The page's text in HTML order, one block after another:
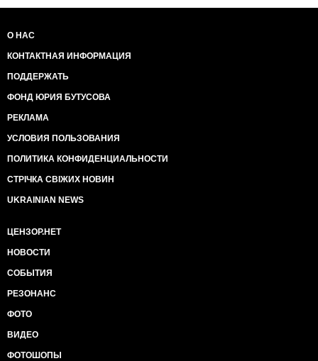
О НАС
КОНТАКТНАЯ ИНФОРМАЦИЯ
ПОДДЕРЖАТЬ
ФОНД ЮРИЯ БУТУСОВА
РЕКЛАМА
УСЛОВИЯ ПОЛЬЗОВАНИЯ
ПОЛИТИКА КОНФИДЕНЦИАЛЬНОСТИ
СТРІЧКА СВІЖИХ НОВИН
UKRAINIAN NEWS
ЦЕНЗОР.НЕТ
НОВОСТИ
СОБЫТИЯ
РЕЗОНАНС
ФОТО
ВИДЕО
ФОТОШОПЫ